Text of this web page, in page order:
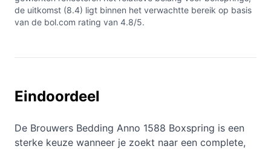
de uitkomst (8.4) ligt binnen het verwachtte bereik op basis
van de bol.com rating van 4.8/5.
Eindoordeel
De Brouwers Bedding Anno 1588 Boxspring is een
sterke keuze wanneer je zoekt naar een complete,